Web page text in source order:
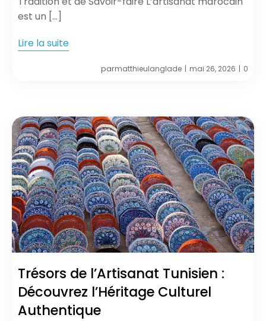
est un […]
Lire la suite
parmatthieulanglade | mai 26, 2026 | 0
Trésors de l’Artisanat Tunisien :
Découvrez l’Héritage Culturel
Authentique